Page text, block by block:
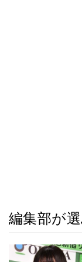
編集部が